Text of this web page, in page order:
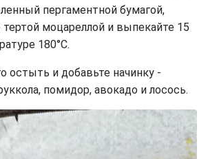
пергаментной бумагой,
моцареллой и выпекайте 15
180°C.
остыть и добавьте начинку -
помидор, авокадо и лосось.